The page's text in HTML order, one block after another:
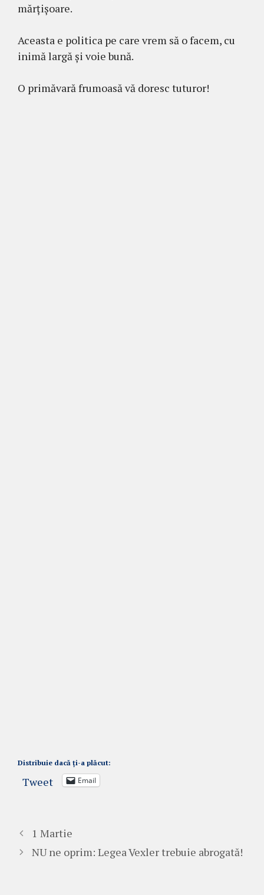
mărțișoare.
Aceasta e politica pe care vrem să o facem, cu
inimă largă și voie bună.
O primăvară frumoasă vă doresc tuturor!
Distribuie dacă ți-a plăcut:
Tweet Email
1 Martie
NU ne oprim: Legea Vexler trebuie abrogată!